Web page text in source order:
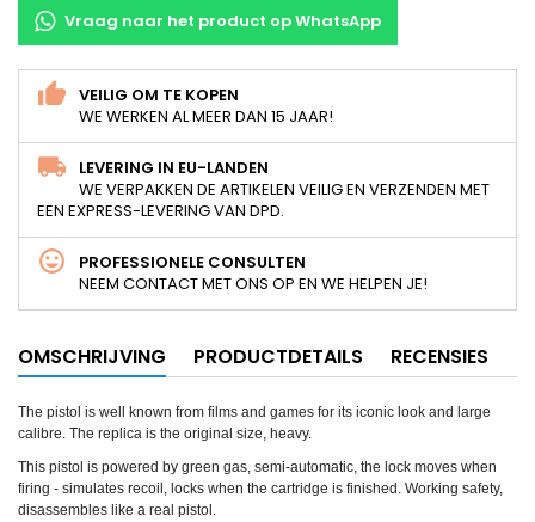
Vraag naar het product op WhatsApp
VEILIG OM TE KOPEN
WE WERKEN AL MEER DAN 15 JAAR!
LEVERING IN EU-LANDEN
WE VERPAKKEN DE ARTIKELEN VEILIG EN VERZENDEN MET
EEN EXPRESS-LEVERING VAN DPD.
PROFESSIONELE CONSULTEN
NEEM CONTACT MET ONS OP EN WE HELPEN JE!
OMSCHRIJVING PRODUCTDETAILS RECENSIES
The pistol is well known from films and games for its iconic look and large
calibre. The replica is the original size, heavy.
This pistol is powered by green gas, semi-automatic, the lock moves when
firing - simulates recoil, locks when the cartridge is finished. Working safety,
disassembles like a real pistol.